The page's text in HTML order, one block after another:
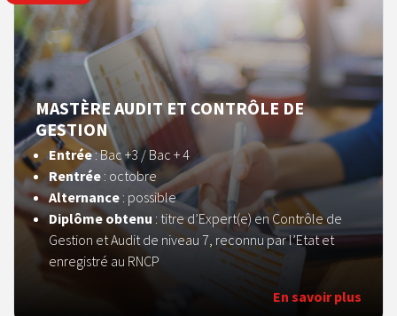
MASTÈRE AUDIT ET CONTRÔLE DE
GESTION
Entrée: Bac +3 / Bac + 4
Rentrée : octobre
Alternance : possible
Diplôme obtenu : titre d’Expert(e) en Contrôle de
Gestion et Audit de niveau 7, reconnu par l’Etat et
enregistré au RNCP
En savoir plus